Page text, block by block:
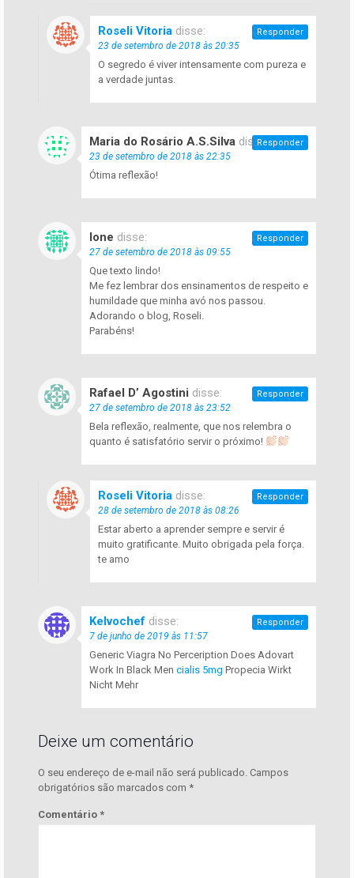
Roseli Vitoria disse:
23 de setembro de 2018 às 20:35
O segredo é viver intensamente com pureza e
a verdade juntas.
Responder
Maria do Rosário A.S.Silva disse:
23 de setembro de 2018 às 22:35
Ótima reflexão!
Responder
Ione disse:
27 de setembro de 2018 às 09:55
Que texto lindo!
Me fez lembrar dos ensinamentos de respeito e
humildade que minha avó nos passou.
Adorando o blog, Roseli.
Parabéns!
Responder
Rafael D’ Agostini disse:
27 de setembro de 2018 às 23:52
Bela reflexão, realmente, que nos relembra o
quanto é satisfatório servir o próximo!
Responder
Roseli Vitoria disse:
28 de setembro de 2018 às 08:26
Estar aberto a aprender sempre e servir é
muito gratificante. Muito obrigada pela força.
te amo
Responder
Kelvochef disse:
7 de junho de 2019 às 11:57
Generic Viagra No Perceription Does Adovart
Work In Black Men cialis 5mg Propecia Wirkt
Nicht Mehr
Responder
Deixe um comentário
O seu endereço de e-mail não será publicado. Campos
obrigatórios são marcados com *
Comentário *